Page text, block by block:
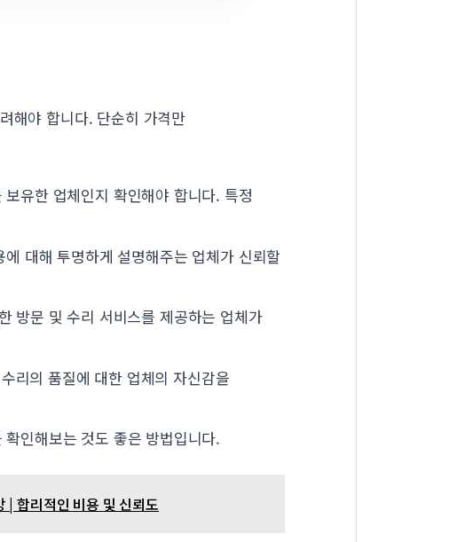
해야 합니다. 단순히 가격만
유한 업체인지 확인해야 합니다. 특정
대해 투명하게 설명해주는 업체가 신뢰할
방문 및 수리 서비스를 제공하는 업체가
리의 품질에 대한 업체의 자신감을
인해보는 것도 좋은 방법입니다.
| 합리적인 비용 및 신뢰도